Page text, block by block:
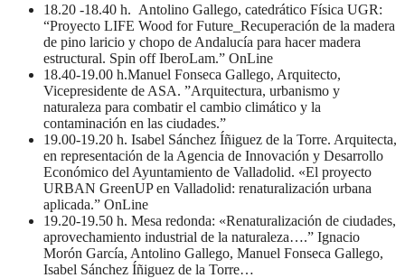
18.20 -18.40 h. Antolino Gallego, catedrático Física UGR:
“Proyecto LIFE Wood for Future_Recuperación de la madera
de pino laricio y chopo de Andalucía para hacer madera
estructural. Spin off IberoLam.” OnLine
18.40-19.00 h.Manuel Fonseca Gallego, Arquitecto,
Vicepresidente de ASA. ”Arquitectura, urbanismo y
naturaleza para combatir el cambio climático y la
contaminación en las ciudades.”
19.00-19.20 h. Isabel Sánchez Íñiguez de la Torre. Arquitecta,
en representación de la Agencia de Innovación y Desarrollo
Económico del Ayuntamiento de Valladolid. «El proyecto
URBAN GreenUP en Valladolid: renaturalización urbana
aplicada.” OnLine
19.20-19.50 h. Mesa redonda: «Renaturalización de ciudades,
aprovechamiento industrial de la naturaleza….” Ignacio
Morón García, Antolino Gallego, Manuel Fonseca Gallego,
Isabel Sánchez Íñiguez de la Torre…